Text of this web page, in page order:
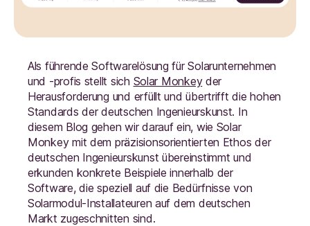
Als führende Softwarelösung für Solarunternehmen
und -profis stellt sich Solar Monkeyder
Herausforderung und erfüllt und übertrifft die hohen
Standards der deutschen Ingenieurskunst. In
diesem Blog gehen wir darauf ein, wie Solar
Monkey mit dem präzisionsorientierten Ethos der
deutschen Ingenieurskunst übereinstimmt und
erkunden konkrete Beispiele innerhalb der
Software, die speziell auf die Bedürfnisse von
Solarmodul-Installateuren auf dem deutschen
Markt zugeschnitten sind.